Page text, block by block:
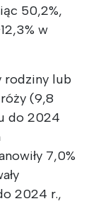
50,2%,
w
rodziny lub
(9,8
do 2024
7,0%
2024 r.,